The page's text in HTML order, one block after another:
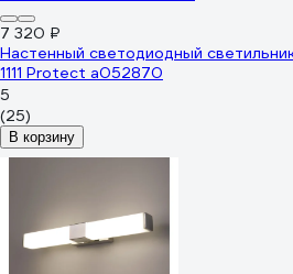
7 320 ₽
Настенный светодиодный
1111 Protect a052870
5
(25)
В корзину